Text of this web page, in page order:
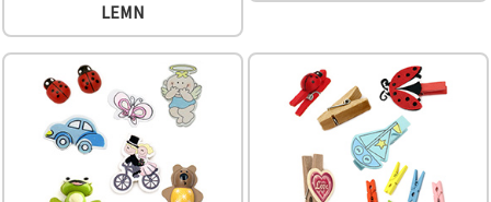
Puteți fi de
acord să
cookie -
urile făcând
clic pe "pe
site!" Sau să
preferințele
LEMN